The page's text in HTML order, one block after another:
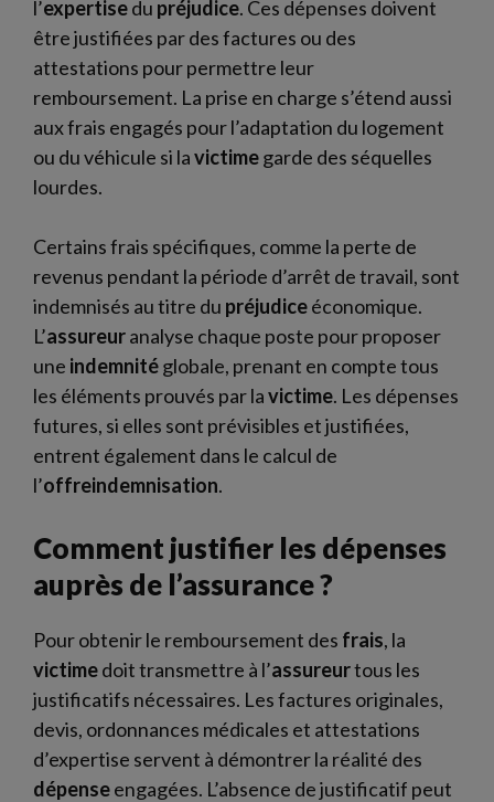
l’expertisedu préjudice. Ces dépenses doivent
être justifiées par des factures ou des
attestations pour permettre leur
remboursement. La prise en charge s’étend aussi
aux frais engagés pour l’adaptation du logement
ou du véhicule si lavictimegarde des séquelles
lourdes.
Certains frais spécifiques, comme la perte de
revenus pendant la période d’arrêt de travail, sont
indemnisés au titre du préjudiceéconomique.
L’assureuranalyse chaque poste pour proposer
une indemnitéglobale, prenant en compte tous
les éléments prouvés par lavictime. Les dépenses
futures, si elles sont prévisibles et justifiées,
entrent également dans le calcul de
l’offreindemnisation.
Comment justifier les dépenses
auprès de l’assurance ?
Pour obtenir le remboursement des frais, la
victimedoit transmettre à l’assureurtous les
justificatifs nécessaires. Les factures originales,
devis, ordonnances médicales et attestations
d’expertise servent à démontrer la réalité des
dépenseengagées. L’absence de justificatif peut